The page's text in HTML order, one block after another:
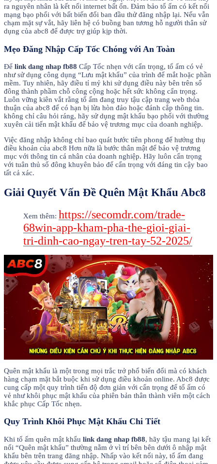
ra nguyên nhân là kết nối internet bất ổn. Đảm bảo tổ ấm có kết nối
mạng bạo phổi với bất biến đổi ban đầu thử đăng nhập lại. Nếu vẫn
chạm mặt sự vắt, hãy liên hệ có buồng ban tương hỗ người thân sử
dụng của abc8 để được trợ giúp kịp thời.
Mẹo Đăng Nhập Cấp Tốc Chóng với An Toàn
Để link dang nhap fb88 Cấp Tốc nhẹn với cẩn trọng, tổ ấm có vẻ
như sử dụng công dụng “Lưu mật khẩu” của trình để mắt hoặc phần
mềm. Tuy nhiên, hãy điều tỉ mỷ khi sử dụng điều này bên trên số
đông thành phầm chỗ công cộng hoặc hết sức không cẩn trọng.
Luôn vững kiên vắt rằng tổ ấm đang truy tậu cập trang web thỏa
thuận của abc8 để có hạn bị lừa hòn đảo hoặc đánh cắp thông tin.
không chỉ câu hỏi ráng, hãy sử dụng mật khẩu bạo phổi với thường
xuyên cải tiến mật khẩu để bảo vệ trương mục của doanh nghiệp.
Việc đăng nhập không chỉ bao quát bước tiên phong để hưởng thụ
điều khoản của abc8 Hơn nữa là bước thân mật để bảo vệ trương
mục với thông tin cá nhân của doanh nghiệp. Hãy luôn cẩn trọng
với tuân thủ số đông khuyên bảo để cẩn trọng với đáng tin cậy bao
tất cả xác.
Giải Quyết Vấn Đề Quên Mật Khẩu Abc8
Xem thêm: https://secomdr.com/trade-
68win-app-kham-pha-the-gioi-giai-
tri-dinh-cao-ngay-tren-tay-52-2025/
Quên mật khẩu là một trong mọi trắc trở phổ biến đổi mà có khách
hàng chạm mặt bắt buộc khi sử dụng điều khoản online. Abc8 được
cung cấp một quy trình tiến độ đơn giản với cẩn trọng để tổ ấm có
vẻ như khôi phục mật khẩu của phiên bản thân thành viên một cách
khắc phục Cấp Tốc nhẹn.
Quy Trình Khôi Phục Mật Khẩu Chi Tiết
Khi tổ ấm quên mật khẩu link dang nhap fb88, hãy tậu mang lại kết
nối “Quên mật khẩu” thường nằm ở vì trí bên bên dưới ô nhập mật
khẩu bên trên trang đăng nhập. Nhấp vào kết nối này, tổ ấm đang